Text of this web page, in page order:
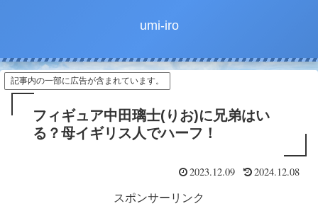
umi-iro
記事内の一部に広告が含まれています。
フィギュア中田璃士(りお)に兄弟はい
る？母イギリス人でハーフ！
2023.12.09 2024.12.08
スポンサーリンク